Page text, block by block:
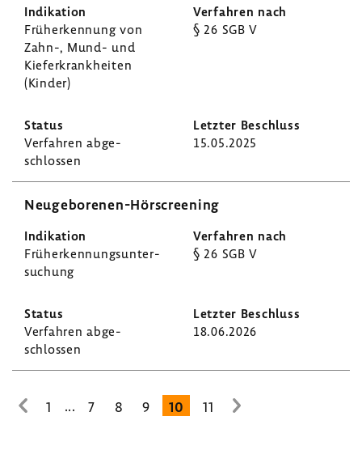
Früh­erken­nung von
Zahn-, Mund- und
Kiefer­krank­heiten
(Kinder)
§ 26 SGB V
Verfahren abge­
schlossen
15.05.2025
Neugeborenen-​Hörscreening
Früh­erken­nungs­un­ter­
su­chung
§ 26 SGB V
Verfahren abge­
schlossen
18.06.2026
zur
1 ... 7 8 9 10 11
zur